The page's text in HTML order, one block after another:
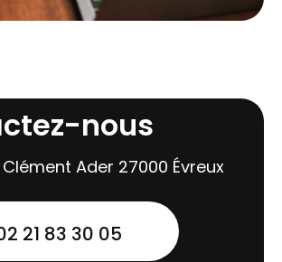
nous
Clément Ader 27000 Évreux
21 83 30 05